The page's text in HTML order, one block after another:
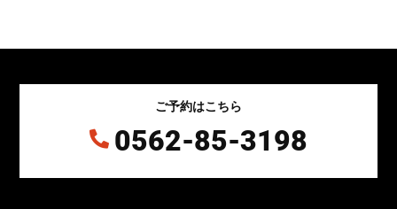
ご予約はこちら
 0562-85-3198